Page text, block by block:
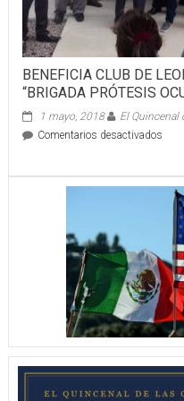
BENEFICIA CLUB DE
“BRIGADA PRÓTESIS
1 mayo, 2018
El Quincenal
Comentarios desactivadosen
CON